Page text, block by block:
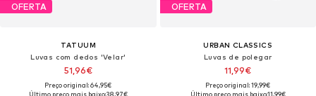
OFERTA
TATUUM
Luvas com dedos 'Velar'
51,96€
Preço original: 64,95€
OFERTA
URBAN CLASSICS
Luvas de polegar
11,99€
Preço original: 19,99€